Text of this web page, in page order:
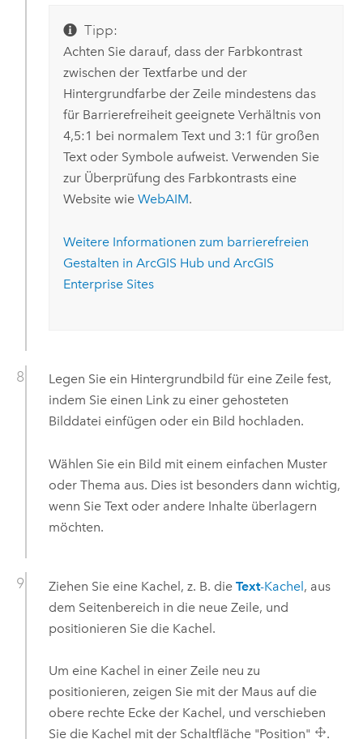
Tipp:
Achten Sie darauf, dass der Farbkontrast
zwischen der Textfarbe und der
Hintergrundfarbe der Zeile mindestens das
für Barrierefreiheit geeignete Verhältnis von
4,5:1 bei normalem Text und 3:1 für großen
Text oder Symbole aufweist. Verwenden Sie
zur Überprüfung des Farbkontrasts eine
Website wie WebAIM.
Weitere Informationen zum barrierefreien
Gestalten in ArcGIS Hubund ArcGIS
Enterprise Sites
Legen Sie ein Hintergrundbild für eine Zeile fest,
indem Sie einen Link zu einer gehosteten
Bilddatei einfügen oder ein Bild hochladen.
Wählen Sie ein Bild mit einem einfachen Muster
oder Thema aus. Dies ist besonders dann wichtig,
wenn Sie Text oder andere Inhalte überlagern
möchten.
Ziehen Sie eine Kachel, z. B. die Text-Kachel, aus
dem Seitenbereich in die neue Zeile, und
positionieren Sie die Kachel.
Um eine Kachel in einer Zeile neu zu
positionieren, zeigen Sie mit der Maus auf die
obere rechte Ecke der Kachel, und verschieben
Sie die Kachel mit der Schaltfläche "Position"
.